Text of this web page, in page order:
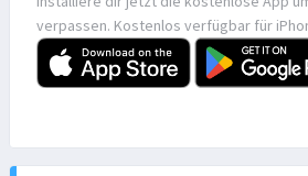
verpassen. Kostenlos verfügbar für